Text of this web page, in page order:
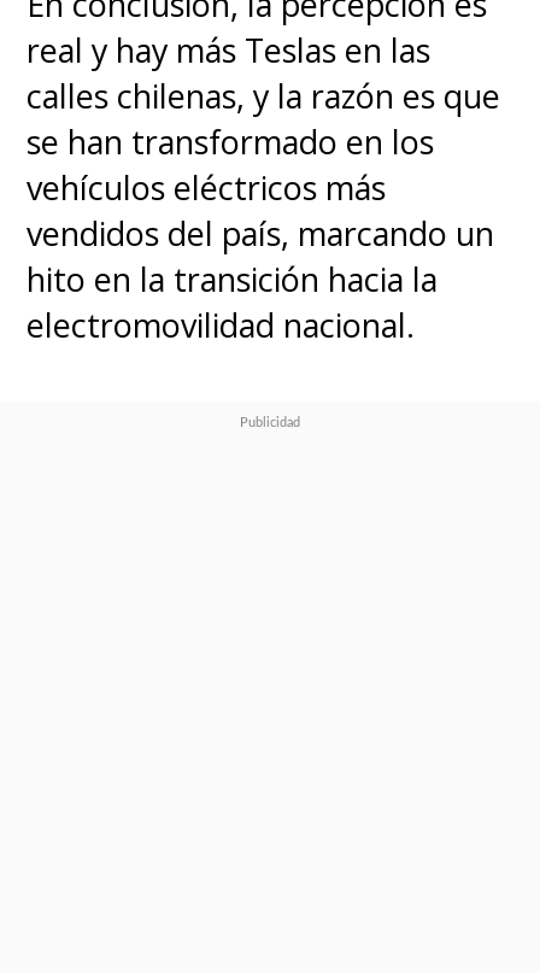
real y hay más Teslas en las
calles chilenas, y la razón es que
se han transformado en los
vehículos eléctricos más
vendidos del país, marcando un
hito en la transición hacia la
electromovilidad nacional.